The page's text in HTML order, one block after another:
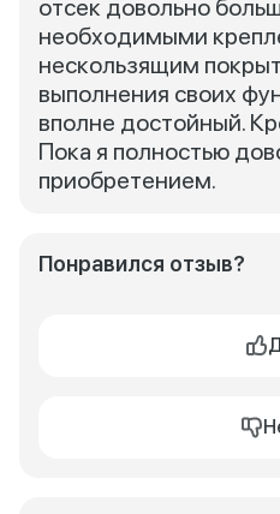
отсек довольно
необходимыми
нескользящим
выполнения своих
вполне достойный.
Пока я полностью
приобретением.
Понравился отзыв?